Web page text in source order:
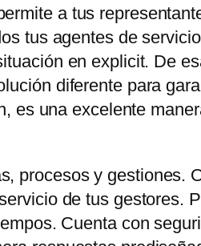
a tus
tus agentes de
en explicit. De
diferente para
es una excelente
procesos y gestiones.
de tus gestores.
Cuenta con